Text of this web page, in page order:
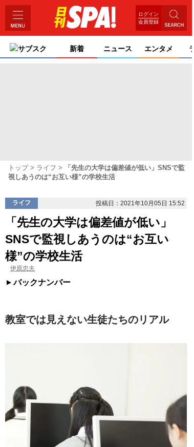
ログイン
会員登録
サブスク 新着 ニュース エンタメ
トップ ライフ
「先生の大学は偏差値が低い」SNSで監
視しあうのは“お互い様”の学校生活
ライフ 投稿日：2021年10月05日 15:52
「先生の大学は偏差値が低い」
SNSで監視しあうのは“お互い
様”の学校生活
伊原忠夫
バックナンバー
教室では見えない生徒たちのリアル